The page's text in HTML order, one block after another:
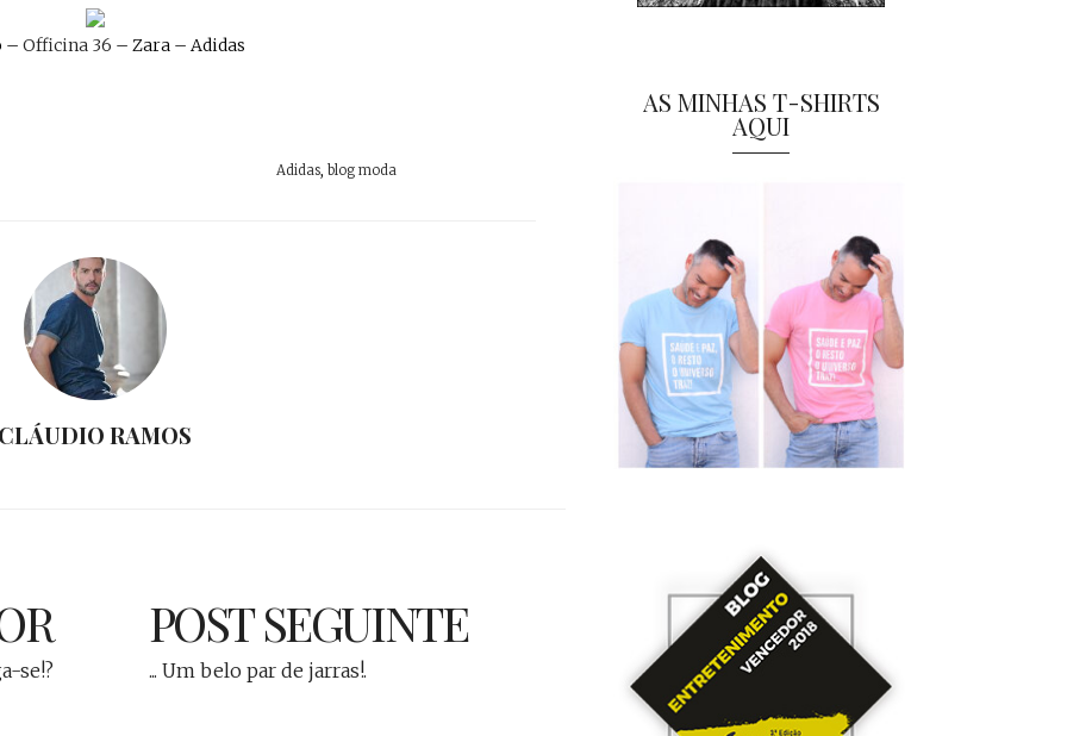
–Officina 36 – Zara – Adidas
Adidas, blog moda
RAMOS
se!?
POST SEGUINTE
... Um belo par de jarras!.
AS MINHAS T-SHIRTS
AQUI